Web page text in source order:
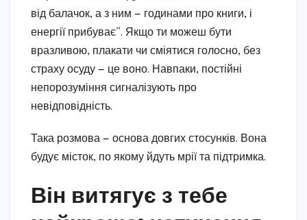
від балачок, а з ним — годинами про книги, і
енергії прибуває”. Якщо ти можеш бути
вразливою, плакати чи сміятися голосно, без
страху осуду — це воно. Навпаки, постійні
непорозуміння сигналізують про
невідповідність.
Така розмова — основа довгих стосунків. Вона
будує місток, по якому йдуть мрії та підтримка.
Він витягує з тебе